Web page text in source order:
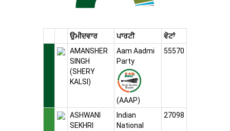
ਉਮੀਦਵਾਰ ਪਾਰਟੀ
ਵੋਟਾਂ
AMANSHER
SINGH
(SHERY
KALSI)
Aam Aadmi
Party
(AAAP)
55570
ASHWANI
SEKHRI
Indian
National
27098